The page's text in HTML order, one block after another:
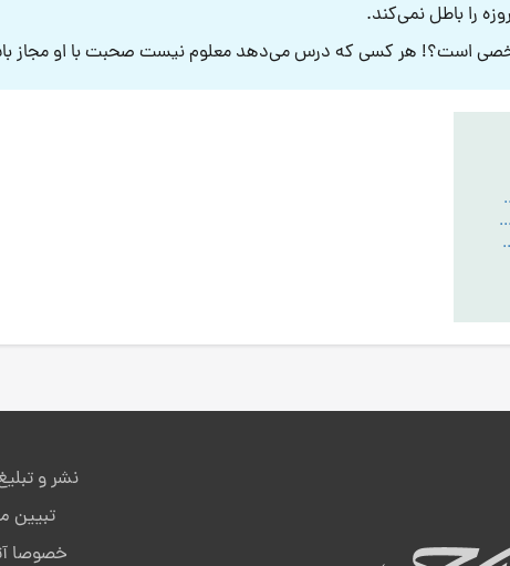
کتاب الله شناسی ج1 - PDF
مقایسۀ قرائت «مالِکِ یَومِ الدّین» و «مَلِکِ یَومِ الدّین» در سورۀ حمد
هدف پروردگاراز خلقت انسان - تبیین مقام عبودیت- آیین رستگاری ج:1
نشر و
تبیین
خصوصا